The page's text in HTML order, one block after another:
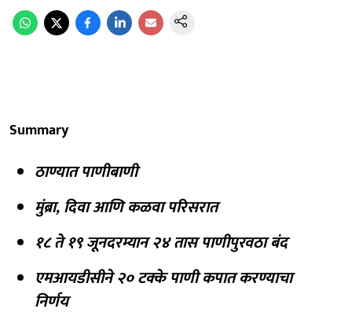
Summary
ठाण्यात पाणीबाणी
मुंब्रा, दिवा आणि कळवा परिसरात
१८ ते १९ जूनदरम्यान २४ तास पाणीपुरवठा बंद
एमआयडीसीने २० टक्के पाणी कपात करण्याचा
निर्णय